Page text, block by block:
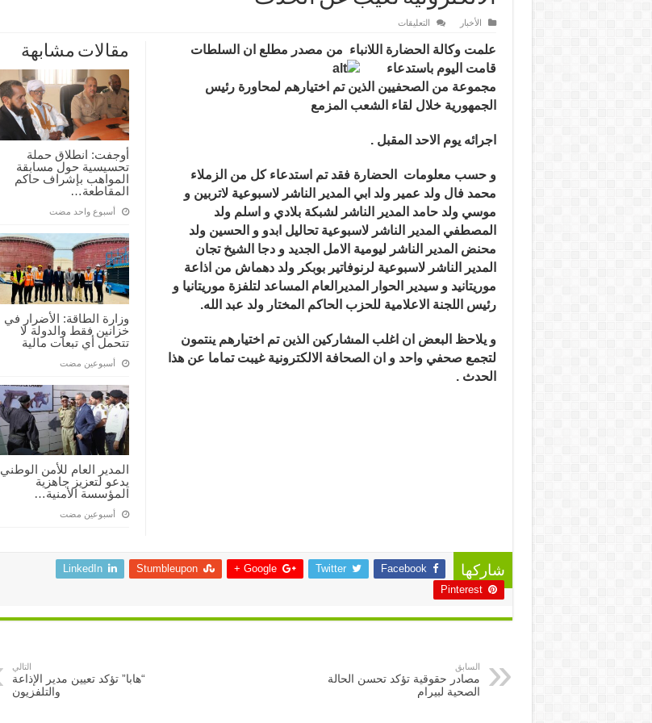
الأخبار التعليقات
تختار
الصحافة
المحاورة
للرئيس
و
الصحافة
الالكترونية
الحدث
مغلقة
مقالات مشابهة
أوجفت: انطلاق حملة
تحسيسية حول مسابقة
المواهب بإشراف حاكم
المقاطعة…
‏أسبوع واحد مضت
وزارة الطاقة: الأضرار في
خزانين فقط والدولة لا
تتحمل أي تبعات مالية
‏أسبوعين مضت
المدير العام للأمن الوطني
يدعو لتعزيز جاهزية
المؤسسة الأمنية…
‏أسبوعين مضت
علمت وكالة الحضارة اللانباء من مصدر مطلع ان السلطات
قامت اليوم باستدعاء
مجموعة من الصحفيين الذين تم اختيارهم لمحاورة رئيس
الجمهورية خلال لقاء الشعب المزمع
اجرائه يوم الاحد المقبل .
و حسب معلومات الحضارة فقد تم استدعاء كل من الزملاء
محمد فال ولد عمير ولد ابي المدير الناشر لاسبوعية لاتربين و
موسي ولد حامد المدير الناشر لشبكة بلادي و اسلم ولد
المصطفي المدير الناشر لاسبوعية تحاليل ابدو و الحسين ولد
محنض المدير الناشر ليومية الامل الجديد و دجا الشيخ تجان
المدير الناشر لاسبوعية لرنوفاتير بوبكر ولد دهماش من اذاعة
موريتانيد و سيدير الحوار المديرالعام المساعد لتلفزة موريتانيا و
رئيس اللجنة الاعلامية للحزب الحاكم المختار ولد عبد الله.
و يلاحظ البعض ان اغلب المشاركين الذين تم اختيارهم ينتمون
لتجمع صحفي واحد و ان الصحافة الالكترونية غيبت تماما عن هذا
الحدث .
شاركها Facebook
Twitter
Google +
Stumbleupon
LinkedIn
Pinterest
السابق
مصادر حقوقية تؤكد تحسن الحالة
الصحية لبيرام
التالي
“هابا” تؤكد تعيين مدير الإذاعة
والتلفزيون